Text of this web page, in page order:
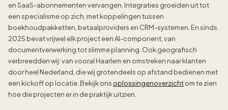
en SaaS-abonnementen vervangen. Integraties groeiden uit tot
een specialisme op zich, met koppelingen tussen
boekhoudpakketten, betaalproviders en CRM-systemen. En sinds
2025 bevat vrijwel elk project een AI-component, van
documentverwerking tot slimme planning. Ook geografisch
verbreedden wij: van vooral Haarlem en omstreken naar klanten
door heel Nederland, die wij grotendeels op afstand bedienen met
een kickoff op locatie. Bekijk ons oplossingenoverzichtom te zien
hoe die projecten er in de praktijk uitzien.